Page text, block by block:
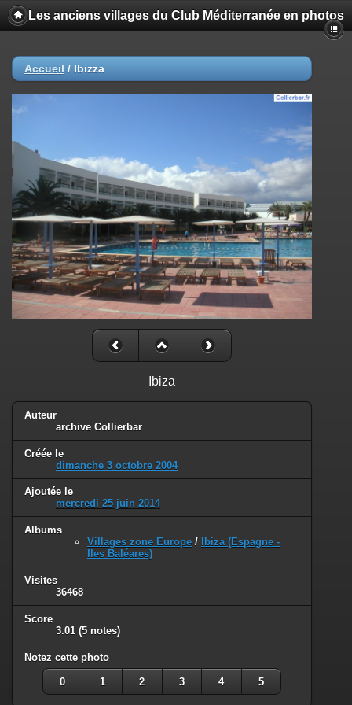
Les anciens villages du Club Méditerranée en photos
Accueil / Ibizza
Ibiza
Auteur
archive Collierbar
Créée le
dimanche 3 octobre 2004
Ajoutée le
mercredi 25 juin 2014
Albums
Villages zone Europe /
Ibiza (Espagne -
Iles Baléares)
Visites
36468
Score
3.01 (5 notes)
Notez cette photo
0 1 2 3 4 5